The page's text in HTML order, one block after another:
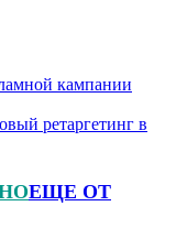
кампании
ретаргетинг в
ЕЩЕ ОТ